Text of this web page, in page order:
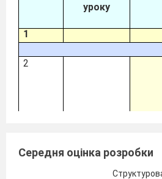
уроку
1
2
Середня оцінка розробки